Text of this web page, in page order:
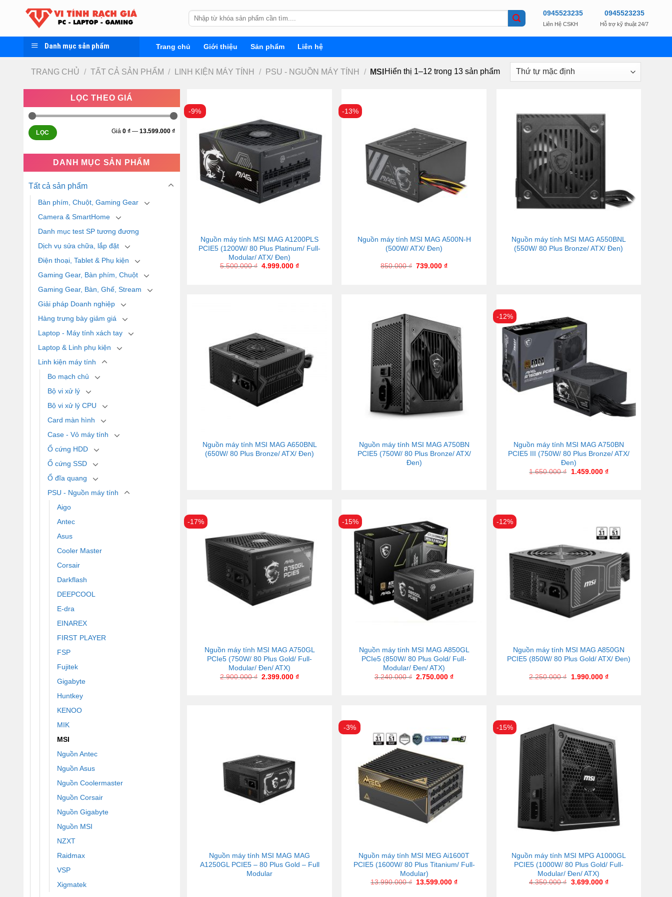
Tìm
kiếm:
0945523235
Liên Hệ CSKH
0945523235
Hỗ trợ kỹ thuật 24/7
Danh mục sản phẩm Trang chủ Giới thiệu Sản phẩm Liên hệ
TRANG CHỦ / TẤT CẢ SẢN PHẨM / LINH KIỆN MÁY TÍNH / PSU - NGUỒN MÁY TÍNH / MSI Hiển thị 1–12 trong 13 sản phẩm
LỌC THEO GIÁ
LỌC Giá 0 ₫— 13.599.000 ₫
DANH MỤC SẢN PHẨM
Tất cả sản phẩm
Bàn phím, Chuột, Gaming Gear
Camera & SmartHome
Danh mục test SP tương đương
Dịch vụ sửa chữa, lắp đặt
Điện thoại, Tablet & Phụ kiện
Gaming Gear, Bàn phím, Chuột
Gaming Gear, Bàn, Ghế, Stream
Giải pháp Doanh nghiệp
Hàng trưng bày giảm giá
Laptop - Máy tính xách tay
Laptop & Linh phụ kiện
Linh kiện máy tính
Bo mạch chủ
Bộ vi xử lý
Bộ vi xử lý CPU
Card màn hình
Case - Vỏ máy tính
Ổ cứng HDD
Ổ cứng SSD
Ổ đĩa quang
PSU - Nguồn máy tính
Aigo
Antec
Asus
Cooler Master
Corsair
Darkflash
DEEPCOOL
E-dra
EINAREX
FIRST PLAYER
FSP
Fujitek
Gigabyte
Huntkey
KENOO
MIK
MSI
Nguồn Antec
Nguồn Asus
Nguồn Coolermaster
Nguồn Corsair
Nguồn Gigabyte
Nguồn MSI
NZXT
Raidmax
VSP
Xigmatek
-9%
Nguồn máy tính MSI MAG A1200PLS
PCIE5 (1200W/ 80 Plus Platinum/ Full-
Modular/ ATX/ Đen)
5.500.000₫ 4.999.000₫
-13%
Nguồn máy tính MSI MAG A500N-H
(500W/ ATX/ Đen)
850.000₫ 739.000₫
Nguồn máy tính MSI MAG A550BNL
(550W/ 80 Plus Bronze/ ATX/ Đen)
Nguồn máy tính MSI MAG A650BNL
(650W/ 80 Plus Bronze/ ATX/ Đen)
Nguồn máy tính MSI MAG A750BN
PCIE5 (750W/ 80 Plus Bronze/ ATX/
Đen)
-12%
Nguồn máy tính MSI MAG A750BN
PCIE5 III (750W/ 80 Plus Bronze/ ATX/
Đen)
1.650.000₫ 1.459.000 ₫
-17%
Nguồn máy tính MSI MAG A750GL
PCIe5 (750W/ 80 Plus Gold/ Full-
Modular/ Đen/ ATX)
2.900.000₫ 2.399.000₫
-15%
Nguồn máy tính MSI MAG A850GL
PCIe5 (850W/ 80 Plus Gold/ Full-
Modular/ Đen/ ATX)
3.240.000₫ 2.750.000₫
-12%
Nguồn máy tính MSI MAG A850GN
PCIE5 (850W/ 80 Plus Gold/ ATX/ Đen)
2.250.000₫ 1.990.000 ₫
Nguồn máy tính MSI MAG MAG
A1250GL PCIE5 – 80 Plus Gold – Full
Modular
-3%
Nguồn máy tính MSI MEG Ai1600T
PCIE5 (1600W/ 80 Plus Titanium/ Full-
Modular)
13.990.000₫ 13.599.000₫
-15%
Nguồn máy tính MSI MPG A1000GL
PCIE5 (1000W/ 80 Plus Gold/ Full-
Modular/ Đen/ ATX)
4.350.000₫ 3.699.000 ₫